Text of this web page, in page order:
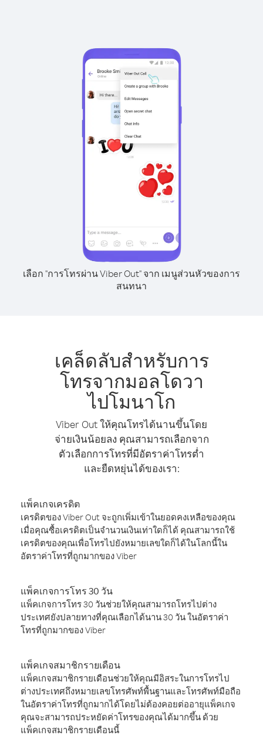
เลือก "การโทรผ่าน Viber Out" จาก เมนูส่วนหัวของการ
สนทนา
เคล็ดลับสำหรับการ
โทรจากมอลโดวา
ไปโมนาโก
Viber Out ให้คุณโทรได้นานขึ้นโดย
จ่ายเงินน้อยลง คุณสามารถเลือกจาก
ตัวเลือกการโทรที่มีอัตราค่าโทรต่ำ
และยืดหยุ่นได้ของเรา:
แพ็คเกจเครดิต
เครดิตของ Viber Out จะถูกเพิ่มเข้าในยอดคงเหลือของคุณ
เมื่อคุณซื้อเครดิตเป็นจำนวนเงินเท่าใดก็ได้ คุณสามารถใช้
เครดิตของคุณเพื่อโทรไปยังหมายเลขใดก็ได้ในโลกนี้ใน
อัตราค่าโทรที่ถูกมากของ Viber
แพ็คเกจการโทร 30 วัน
แพ็คเกจการโทร 30 วันช่วยให้คุณสามารถโทรไปต่าง
ประเทศยังปลายทางที่คุณเลือกได้นาน 30 วัน ในอัตราค่า
โทรที่ถูกมากของ Viber
แพ็คเกจสมาชิกรายเดือน
แพ็คเกจสมาชิกรายเดือนช่วยให้คุณมีอิสระในการโทรไป
ต่างประเทศถึงหมายเลขโทรศัพท์พื้นฐานและโทรศัพท์มือถือ
ในอัตราค่าโทรที่ถูกมากได้โดยไม่ต้องคอยต่ออายุแพ็คเกจ
คุณจะสามารถประหยัดค่าโทรของคุณได้มากขึ้น ด้วย
แพ็คเกจสมาชิกรายเดือนนี้